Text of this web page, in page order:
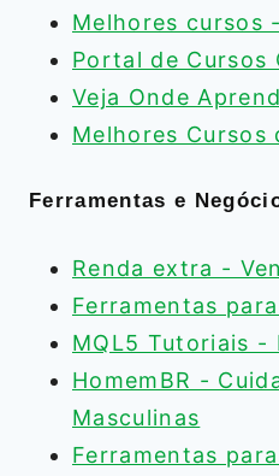
Melhores cursos
Portal de Cursos
Veja Onde
Melhores Cursos
Ferramentas e
Renda extra -
Ferramentas
MQL5 Tutoriais -
HomemBR -
Masculinas
Ferramentas